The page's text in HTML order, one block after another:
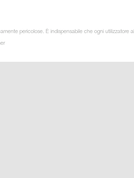
pericolose. È indispensabile che ogni utilizzatore